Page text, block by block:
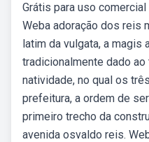
Grátis para uso
Weba adoração dos reis
latim da vulgata, a magis
tradicionalmente dado
natividade, no qual os
prefeitura, a ordem de
primeiro trecho da
avenida osvaldo reis.